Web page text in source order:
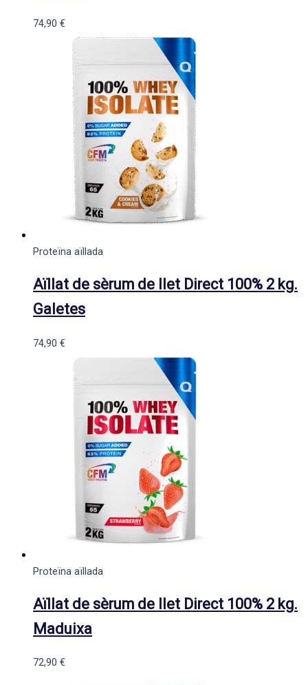
74,90 €
Proteïna aïllada
Aïllat de sèrum de llet Direct 100% 2 kg.
Galetes
74,90 €
Proteïna aïllada
Aïllat de sèrum de llet Direct 100% 2 kg.
Maduixa
72,90 €